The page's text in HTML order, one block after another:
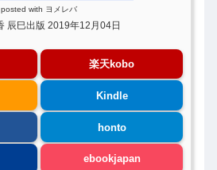
posted with ヨメレバ
辰巳出版 2019年12月04日
楽天kobo
Kindle
honto
ebookjapan